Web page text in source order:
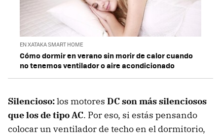
EN XATAKA SMART HOME
Cómo dormir en verano sin morir de calor cuando
no tenemos ventilador o aire acondicionado
Silencioso:los motores DC son más silenciosos
que los de tipo AC. Por eso, si estás pensando
colocar un ventilador de techo en el dormitorio,